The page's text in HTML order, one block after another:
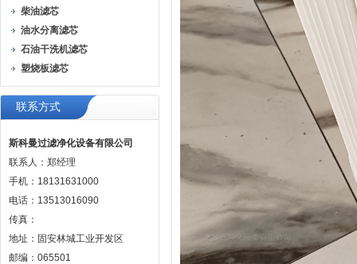
柴油滤芯
油水分离滤芯
石油干洗机滤芯
塑烧板滤芯
联系方式
斯科曼过滤净化设备有限公司
联系人：郑经理
手机：18131631000
电话：13513016090
传真：
地址：固安林城工业开发区
邮编：065501